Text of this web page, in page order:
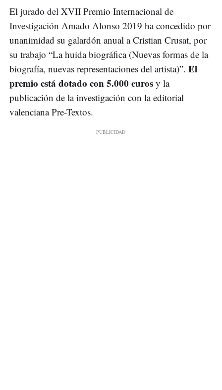
El jurado del XVII Premio Internacional de
Investigación Amado Alonso 2019 ha concedido por
unanimidad su galardón anual a Cristian Crusat, por
su trabajo “La huida biográfica (Nuevas formas de la
biografía, nuevas representaciones del artista)”. El
premio está dotado con 5.000 euros y la
publicación de la investigación con la editorial
valenciana Pre-Textos.